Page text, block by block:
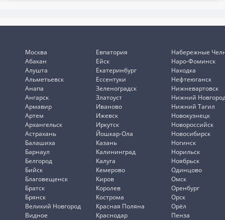
Москва
Абакан
Алушта
Альметьевск
Анапа
Ангарск
Армавир
Артем
Архангельск
Астрахань
Балашиха
Барнаул
Белгород
Бийск
Благовещенск
Братск
Брянск
Великий Новгород
Видное
Евпатория
Ейск
Екатеринбург
Ессентуки
Зеленоградск
Златоуст
Иваново
Ижевск
Иркутск
Йошкар-Ола
Казань
Калининград
Калуга
Кемерово
Киров
Королев
Кострома
Красная Поляна
Краснодар
Набережные
Наро-Фоминск
Находка
Нефтеюганск
Нижневартовск
Нижний
Нижний Тагил
Новокузнецк
Новороссийск
Новосибирск
Ногинск
Норильск
Ноябрьск
Одинцово
Омск
Оренбург
Орск
Орёл
Пенза